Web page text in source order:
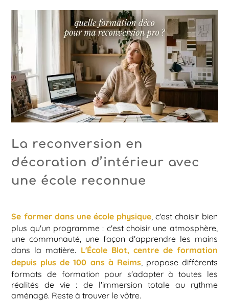
La reconversion en
décoration d’intérieur avec
une école reconnue
Se former dans une école physique , c'est choisir bien
plus qu'un programme : c'est choisir une atmosphère,
une communauté, une façon d'apprendre les mains
dans la matière. L'École Blot, centre de formation
depuis plus de 100 ans à Reims, propose différents
formats de formation pour s'adapter à toutes les
réalités de vie : de l'immersion totale au rythme
aménagé. Reste à trouver le vôtre.